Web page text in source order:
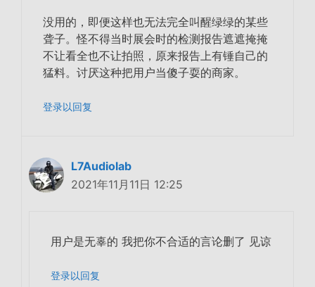
没用的，即便这样也无法完全叫醒绿绿的某些
聋子。怪不得当时展会时的检测报告遮遮掩掩
不让看全也不让拍照，原来报告上有锤自己的
猛料。讨厌这种把用户当傻子耍的商家。
登录以回复
L7Audiolab
2021年11月11日 12:25
用户是无辜的 我把你不合适的言论删了 见谅
登录以回复